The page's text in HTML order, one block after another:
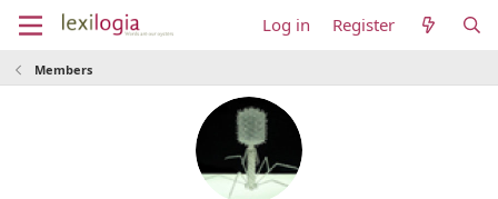
Log in Register
Members